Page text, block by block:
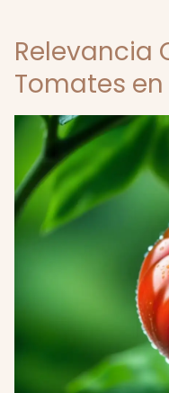
Relevancia
Tomates